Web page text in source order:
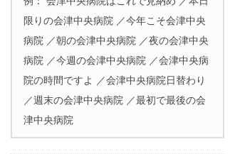
限りの会津中央病院 ／今年こそ会津中央
病院 ／朝の会津中央病院 ／夜の会津中央
病院 ／今週の会津中央病院 ／会津中央病
院の時間ですよ ／会津中央病院日替わり
／週末の会津中央病院 ／最初で最後の会
津中央病院